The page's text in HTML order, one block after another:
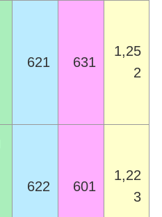
621 631
1,25
2
622 601
1,22
3